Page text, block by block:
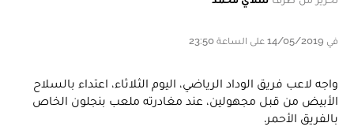
في 14/05/2019 على الساعة 23:50
واجه لاعب فريق الوداد الرياضي، اليوم الثلاثاء، اعتداء بالسلاح
الأبيض من قبل مجهولين، عند مغادرته ملعب بنجلون الخاص
بالفريق الأحمر.